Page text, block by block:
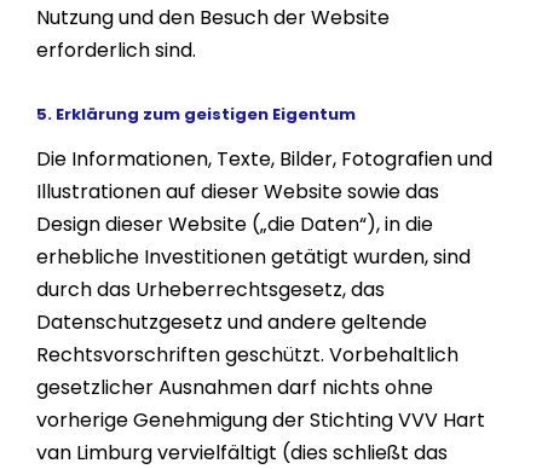
Nutzung und den Besuch der Website
erforderlich sind.
5. Erklärung zum geistigen Eigentum
Die Informationen, Texte, Bilder, Fotografien und
Illustrationen auf dieser Website sowie das
Design dieser Website („die Daten“), in die
erhebliche Investitionen getätigt wurden, sind
durch das Urheberrechtsgesetz, das
Datenschutzgesetz und andere geltende
Rechtsvorschriften geschützt. Vorbehaltlich
gesetzlicher Ausnahmen darf nichts ohne
vorherige Genehmigung der Stichting VVV Hart
van Limburg vervielfältigt (dies schließt das